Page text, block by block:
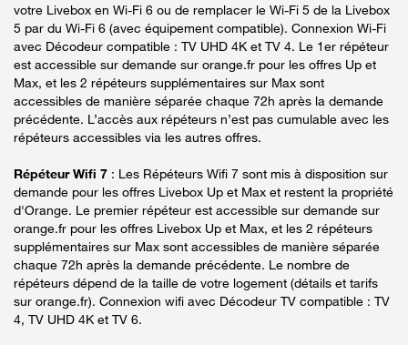
votre Livebox en Wi-Fi 6 ou de remplacer le Wi-Fi 5 de la Livebox
5 par du Wi-Fi 6 (avec équipement compatible). Connexion Wi-Fi
avec Décodeur compatible : TV UHD 4K et TV 4. Le 1er répéteur
est accessible sur demande sur orange.fr pour les offres Up et
Max, et les 2 répéteurs supplémentaires sur Max sont
accessibles de manière séparée chaque 72h après la demande
précédente. L’accès aux répéteurs n’est pas cumulable avec les
répéteurs accessibles via les autres offres.
Répéteur Wifi 7 : Les Répéteurs Wifi 7 sont mis à disposition sur
demande pour les offres Livebox Up et Max et restent la propriété
d'Orange. Le premier répéteur est accessible sur demande sur
orange.fr pour les offres Livebox Up et Max, et les 2 répéteurs
supplémentaires sur Max sont accessibles de manière séparée
chaque 72h après la demande précédente. Le nombre de
répéteurs dépend de la taille de votre logement (détails et tarifs
sur orange.fr). Connexion wifi avec Décodeur TV compatible : TV
4, TV UHD 4K et TV 6.